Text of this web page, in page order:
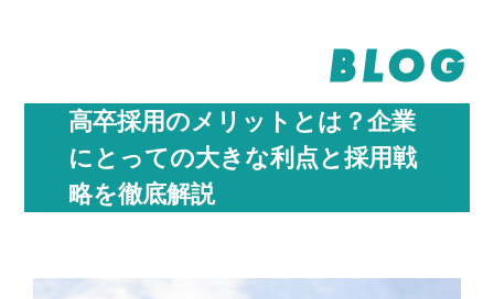
BLOG
高卒採用のメリットとは？企業
にとっての大きな利点と採用戦
略を徹底解説